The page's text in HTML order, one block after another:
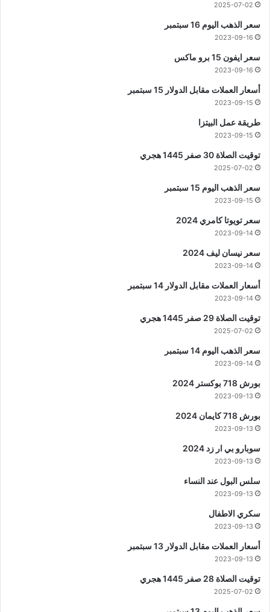
2025-07-02
سعر الذهب اليوم 16 سبتمبر
2023-09-16
سعر ايفون 15 برو ماكس
2023-09-16
أسعار العملات مقابل الدولار 15 سبتمبر
2023-09-15
طريقة عمل البيتزا
2023-09-15
توقيت الصلاة 30 صفر 1445 هجري
2025-07-02
سعر الذهب اليوم 15 سبتمبر
2023-09-15
سعر تويوتا كامري 2024
2023-09-14
سعر نيسان ليف 2024
2023-09-14
أسعار العملات مقابل الدولار 14 سبتمبر
2023-09-14
توقيت الصلاة 29 صفر 1445 هجري
2025-07-02
سعر الذهب اليوم 14 سبتمبر
2023-09-14
بورش 718 بوكستر 2024
2023-09-13
بورش 718 كايمان 2024
2023-09-13
سوبارو بي ار زد 2024
2023-09-13
سلس البول عند النساء
2023-09-13
سكري الاطفال
2023-09-13
أسعار العملات مقابل الدولار 13 سبتمبر
2023-09-13
توقيت الصلاة 28 صفر 1445 هجري
2025-07-02